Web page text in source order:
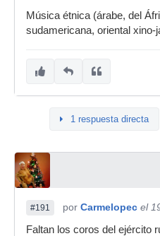
Música étnica (árabe, del
sudamericana, oriental xino-
1 respuesta directa
#191 por Carmelopec el
Faltan los coros del ejército